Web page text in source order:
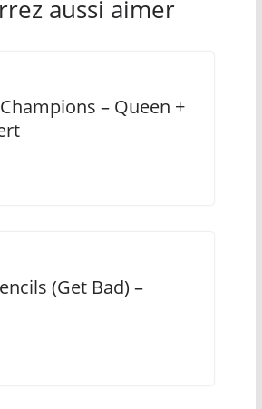
aussi aimer
– Queen +
(Get Bad) –